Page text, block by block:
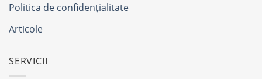
Politica de confidențialitate
Articole
SERVICII